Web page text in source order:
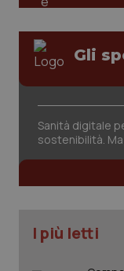
Gli
Sanità digitale
sostenibilità.
I più letti
tracking-
tracking-